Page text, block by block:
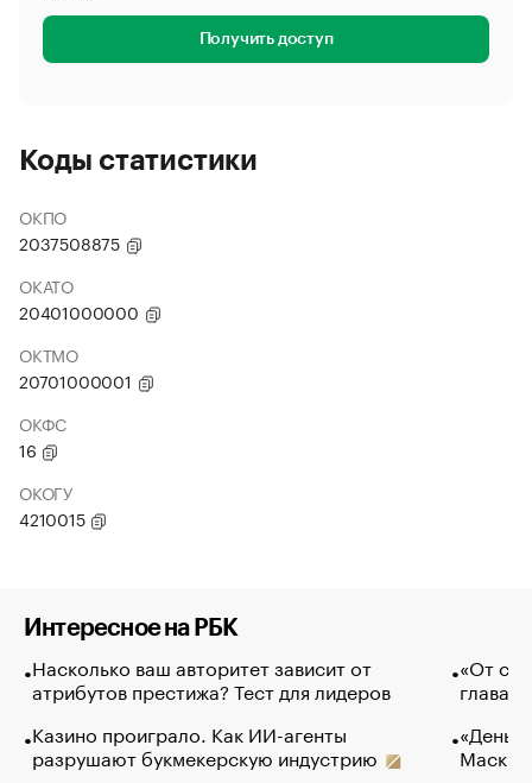
Получить доступ
Коды статистики
ОКПО
2037508875
ОКАТО
20401000000
ОКТМО
20701000001
ОКФС
16
ОКОГУ
4210015
Интересное на РБК
Насколько ваш авторитет зависит от
атрибутов престижа? Тест для лидеров
Казино проиграло. Как ИИ-агенты
разрушают букмекерскую индустрию
«От
глава
Маск в